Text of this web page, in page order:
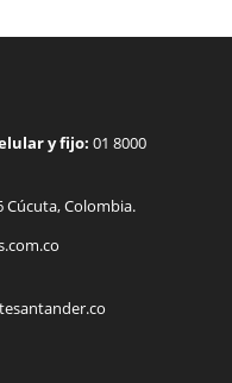
y fijo: 01 8000
Cúcuta, Colombia.
com.co